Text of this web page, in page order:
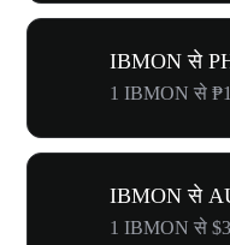
IBMON से
1 IBMON से
IBMON से
1 IBMON से